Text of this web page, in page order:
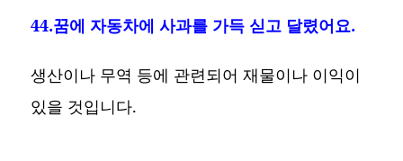
44.꿈에 자동차에 사과를 가득 싣고 달렸어요.
생산이나 무역 등에 관련되어 재물이나 이익이
있을 것입니다.